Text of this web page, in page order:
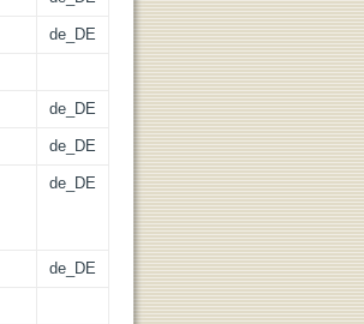
de_DE
de_DE
de_DE
de_DE
de_DE